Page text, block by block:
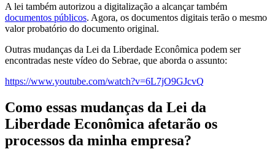
A lei também autorizou a digitalização a alcançar também
documentos públicos. Agora, os documentos digitais terão o mesmo
valor probatório do documento original.
Outras mudanças da Lei da Liberdade Econômica podem ser
encontradas neste vídeo do Sebrae, que aborda o assunto:
https://www.youtube.com/watch?v=6L7jO9GJcvQ
Como essas mudanças da Lei da
Liberdade Econômica afetarão os
processos da minha empresa?